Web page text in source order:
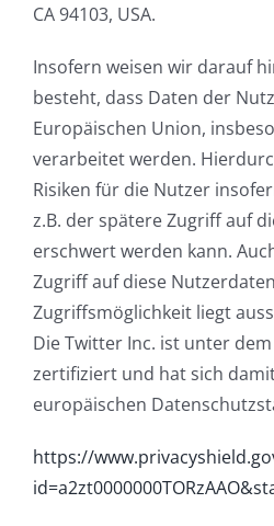
CA 94103, USA.
Insofern weisen wir darauf
besteht, dass Daten der
Europäischen Union,
verarbeitet werden.
Risiken für die Nutzer
z.B. der spätere Zugriff auf
erschwert werden kann.
Zugriff auf diese
Zugriffsmöglichkeit liegt
Die Twitter Inc. ist unter
zertifiziert und hat sich
europäischen
https://